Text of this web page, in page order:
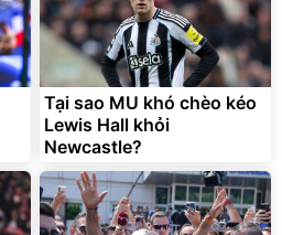
Tại sao MU khó chèo kéo
Lewis Hall khỏi
Newcastle?